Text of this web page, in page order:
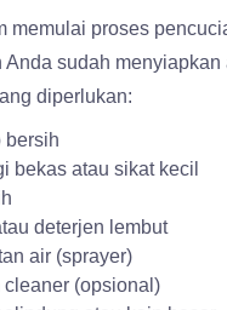
memulai proses
Anda sudah menyiapkan
diperlukan:
bersih
bekas atau sikat kecil
deterjen lembut
air (sprayer)
cleaner (opsional)